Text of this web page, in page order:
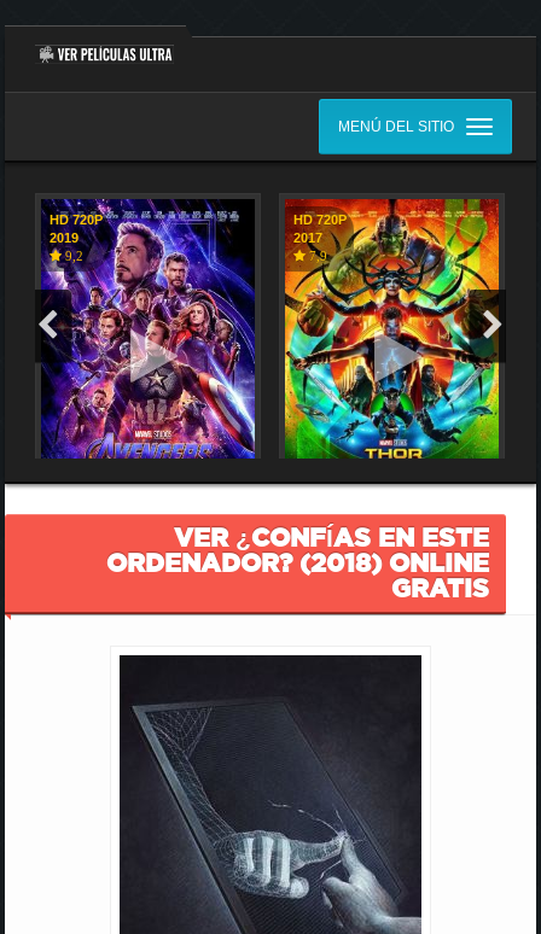
MENÚ DEL SITIO
HD 720P
2019
9,2
HD 720P
2017
7,9
VER ¿CONFÍAS EN ESTE
ORDENADOR? (2018) ONLINE
GRATIS